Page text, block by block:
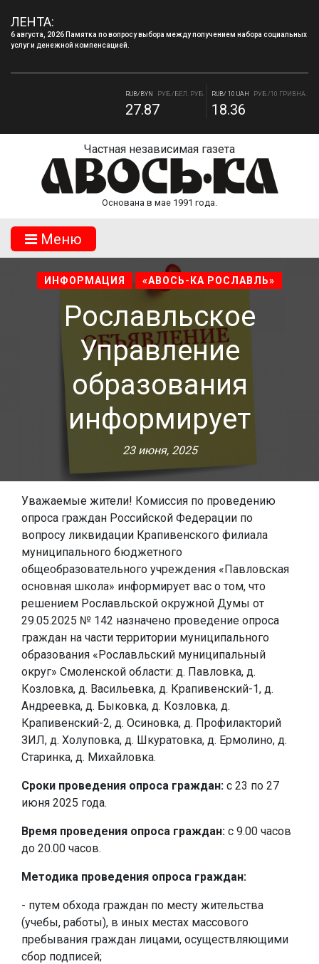
ЛЕНТА:
6 августа, 2026 Памятка по вопросу выбора между получением набора социальных
услуг и денежной компенсацией.
РУБ./ДОЛЛАР
82.17
RUB/EUR
94.84
27.87 18.36
Частная независимая газета
Основана в мае 1991 года.
Mеню
ИНФОРМАЦИЯ «АВОСЬ-КА РОСЛАВЛЬ»
Рославльское
Управление
образования
информирует
23 июня, 2025
Уважаемые жители! Комиссия по проведению
опроса граждан Российской Федерации по
вопросу ликвидации Крапивенского филиала
муниципального бюджетного
общеобразовательного учреждения «Павловская
основная школа» информирует вас о том, что
решением Рославльской окружной Думы от
29.05.2025 № 142 назначено проведение опроса
граждан на части территории муниципального
образования «Рославльский муниципальный
округ» Смоленской области: д. Павловка, д.
Козловка, д. Васильевка, д. Крапивенский-1, д.
Андреевка, д. Быковка, д. Козловка, д.
Крапивенский-2, д. Осиновка, д. Профилакторий
ЗИЛ, д. Холуповка, д. Шкуратовка, д. Ермолино, д.
Старинка, д. Михайловка.
Сроки проведения опроса граждан: с 23 по 27
июня 2025 года.
Время проведения опроса граждан: с 9.00 часов
до 20.00 часов.
Методика проведения опроса граждан:
- путем обхода граждан по месту жительства
(учебы, работы), в иных местах массового
пребывания граждан лицами, осуществляющими
сбор подписей;